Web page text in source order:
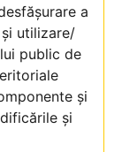
a
utilizare/
public de
și
și